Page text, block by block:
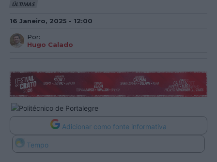
ÚLTIMAS
16 Janeiro, 2025 - 12:00
Por:
Hugo Calado
Adicionar como fonte informativa
Tempo